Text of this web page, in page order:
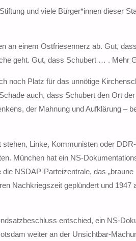
und viele Bürger*innen dieser
an einem Ostfriesennerz ab. Gut,
geht. Gut, dass Schubert … . Mehr
noch Platz für das unnötige
auch, dass Schubert den Ort
der Mahnung und Aufklärung –
Linke, Kommunisten oder
München hat ein NS-
NSDAP-Parteizentrale, das
Nachkriegszeit geplündert und
entschied, ein NS-
weiter an der Unsichtbar-